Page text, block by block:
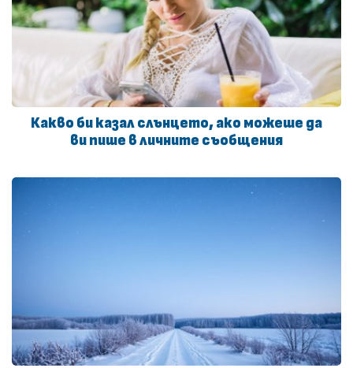
Какво би казал слънцето, ако можеше да
ви пише в личните съобщения